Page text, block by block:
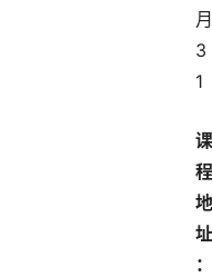
月
3
1
课
程
地
址
：